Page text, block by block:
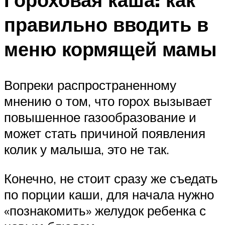
правильно вводить в
меню кормящей мамы
Вопреки распространенному
мнению о том, что горох вызывает
повышенное газообразование и
может стать причиной появления
колик у малыша, это не так.
Конечно, не стоит сразу же съедать
по порции каши, для начала нужно
«познакомить» желудок ребенка с